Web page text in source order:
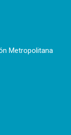
Metropolitana